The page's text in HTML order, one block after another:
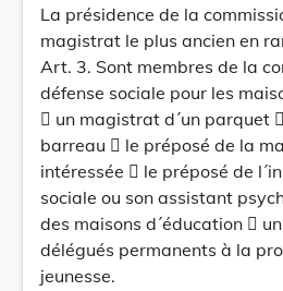
La présidence de la
magistrat le plus ancien en
Art. 3. Sont membres de la
défense sociale pour les
 un magistrat d´un parquet
barreau  le préposé de la
intéressée  le préposé de
sociale ou son assistant
des maisons d´éducation 
délégués permanents à la
jeunesse.